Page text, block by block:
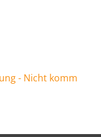
- Nicht komm